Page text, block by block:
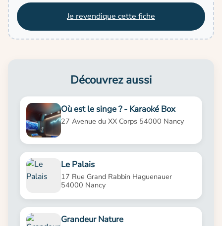
Je revendique cette fiche
Découvrez aussi
Où est le singe ? - Karaoké Box
27 Avenue du XX Corps 54000 Nancy
Le Palais
17 Rue Grand Rabbin Haguenauer
54000 Nancy
Grandeur Nature